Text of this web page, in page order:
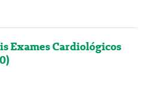
Exames Cardiológicos